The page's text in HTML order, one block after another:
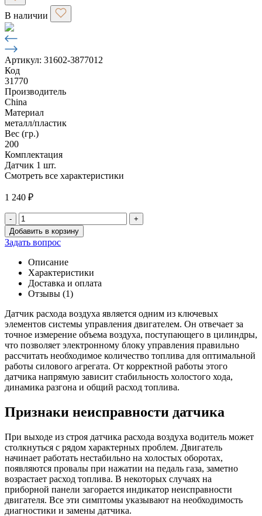
В наличии
Артикул: 31602-3877012
Код
31770
Производитель
China
Материал
металл/пластик
Вес (гр.)
200
Комплектация
Датчик 1 шт.
Смотреть все характеристики
1 240 ₽
- +
Количество
товара
Датчик
расхода
воздуха
20.3855)
Е-2(5WK9635)
Добавить в корзину
Задать вопрос
Описание
Характеристики
Доставка и оплата
Отзывы (1)
Датчик расхода воздуха является одним из ключевых
элементов системы управления двигателем. Он отвечает за
точное измерение объема воздуха, поступающего в цилиндры,
что позволяет электронному блоку управления правильно
рассчитать необходимое количество топлива для оптимальной
работы силового агрегата. От корректной работы этого
датчика напрямую зависит стабильность холостого хода,
динамика разгона и общий расход топлива.
Признаки неисправности датчика
При выходе из строя датчика расхода воздуха водитель может
столкнуться с рядом характерных проблем. Двигатель
начинает работать нестабильно на холостых оборотах,
появляются провалы при нажатии на педаль газа, заметно
возрастает расход топлива. В некоторых случаях на
приборной панели загорается индикатор неисправности
двигателя. Все эти симптомы указывают на необходимость
диагностики и замены датчика.